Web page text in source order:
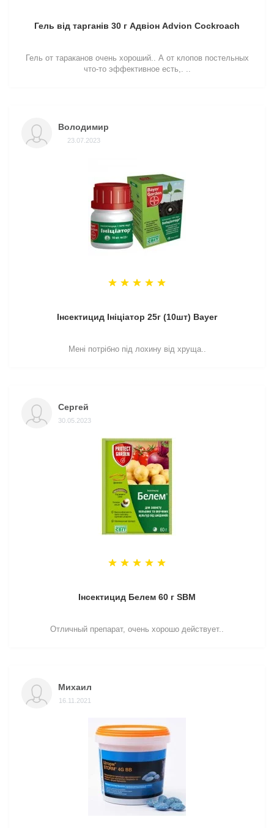
Гель від тарганів 30 г Адвіон Advion Cockroach
Гель от тараканов очень хороший.. А от клопов постельных
что-то эффективное есть,. ..
Володимир
23.07.2023
Інсектицид Ініціатор 25г (10шт) Bayer
Мені потрібно під лохину від хруща..
Сергей
30.05.2023
Інсектицид Белем 60 г SBM
Отличный препарат, очень хорошо действует..
Михаил
16.11.2021